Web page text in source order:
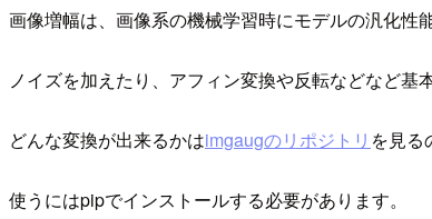
画像増幅は、画像系の機械学習時にモデルの汎化性
ノイズを加えたり、アフィン変換や反転などなど基
どんな変換が出来るかはimgaugのリポジトリ を見る
使うにはpipでインストールする必要があります。